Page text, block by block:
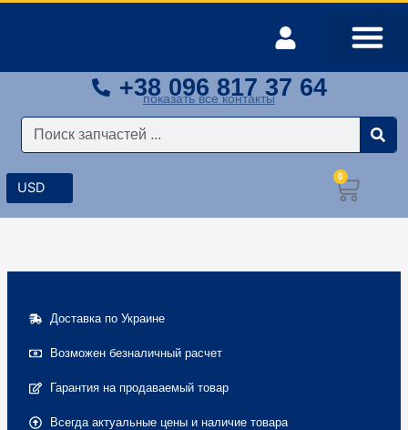
+38 096 817 37 64
показать все контакты
Поиск
0
Доставка по Украине
Возможен безналичный расчет
Гарантия на продаваемый товар
Всегда актуальные цены и наличие товара